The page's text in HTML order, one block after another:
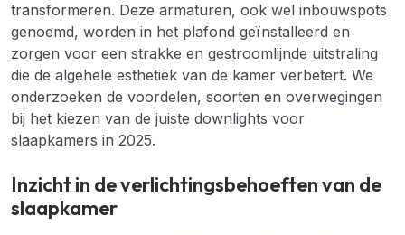
transformeren. Deze armaturen, ook wel inbouwspots
genoemd, worden in het plafond geïnstalleerd en
zorgen voor een strakke en gestroomlijnde uitstraling
die de algehele esthetiek van de kamer verbetert. We
onderzoeken de voordelen, soorten en overwegingen
bij het kiezen van de juiste downlights voor
slaapkamers in 2025.
Inzicht in de verlichtingsbehoeften van de
slaapkamer